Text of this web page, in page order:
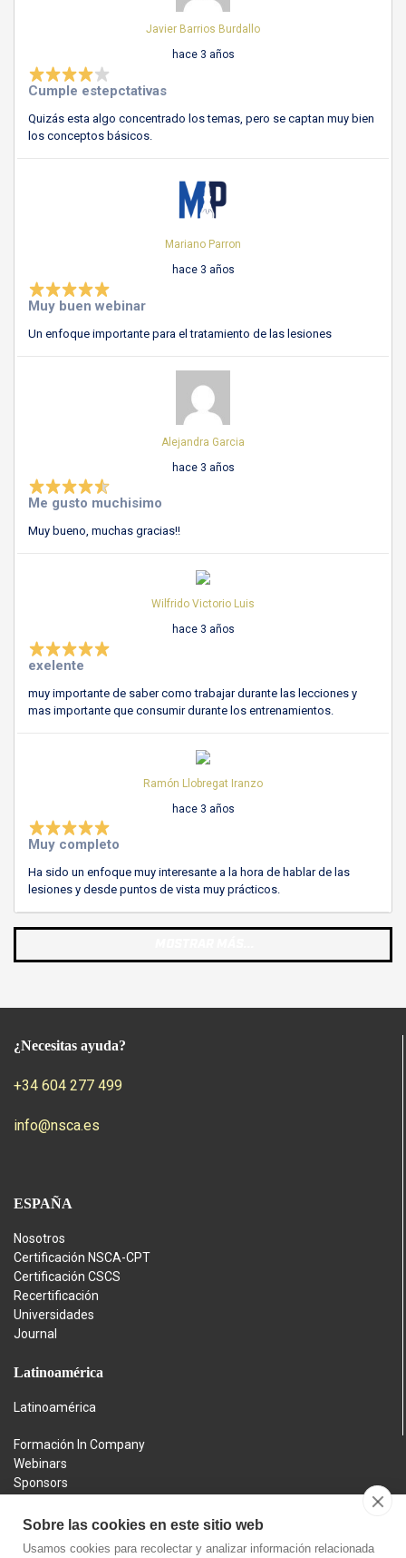
Javier Barrios Burdallo
hace 3 años
Cumple estepctativas
Quizás esta algo concentrado los temas, pero se captan muy bien
los conceptos básicos.
Mariano Parron
hace 3 años
Muy buen webinar
Un enfoque importante para el tratamiento de las lesiones
Alejandra Garcia
hace 3 años
Me gusto muchisimo
Muy bueno, muchas gracias!!
Wilfrido Victorio Luis
hace 3 años
exelente
muy importante de saber como trabajar durante las lecciones y
mas importante que consumir durante los entrenamientos.
Ramón Llobregat Iranzo
hace 3 años
Muy completo
Ha sido un enfoque muy interesante a la hora de hablar de las
lesiones y desde puntos de vista muy prácticos.
¿Necesitas ayuda?
+34 604 277 499
info@nsca.es
ESPAÑA
Nosotros
Certificación NSCA-CPT
Certificación CSCS
Recertificación
Universidades
Journal
Latinoamérica
Latinoamérica
Formación In Company
Webinars
Sponsors
Aviso legal
Política de privacidad
Sobre las cookies en este sitio web
Usamos cookies para recolectar y analizar información relacionada